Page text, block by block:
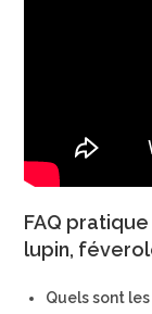
FAQ
lupin,
Quels sont